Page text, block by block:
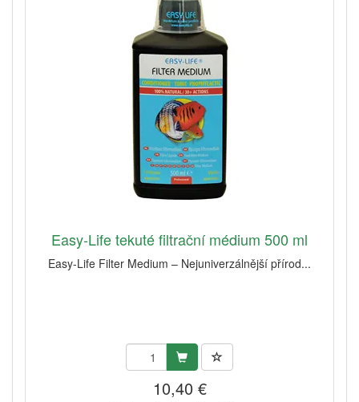
Easy-Life tekuté filtrační médium 500 ml
Easy-Life Filter Medium – Nejuniverzálnější přírod...
10,40 €